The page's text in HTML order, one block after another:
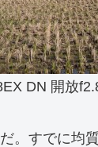
DN 開放
。すでに均